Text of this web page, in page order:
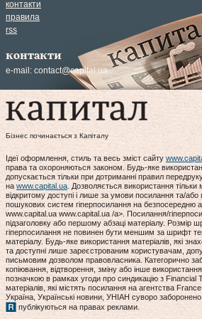
контакти
правила
rss
контакти
e-mail: contact@capital.ua
Бізнес починається з Капіталу
Ідеї оформлення, стиль та весь зміст сайту
права та охороняються законом. Будь-яке
допускається тільки при дотриманні правил
на www.capital.ua. Дозволяється використання тільки
відкритому доступі і лише за умови посилання та/або
пошукових систем гіперпосилання на безпосередню
www.capital.ua www.capital.ua /a>. Посилання/
підзаголовку або першому абзаці матеріалу. Розмір
гіперпосилання не повинен бути меншим за шрифт
матеріалу. Будь-яке використання матеріалів, які
та доступні лише зареєстрованим користувачам,
письмовим дозволом правовласника. Категорично
копіювання, відтворення, зміну або інше
позначкою в рамках угоди про синдикацію з Financial
матеріалів, які містять посилання на агентства
Україна, Українські новини, УНІАН суворо
публікуються на правах реклами.